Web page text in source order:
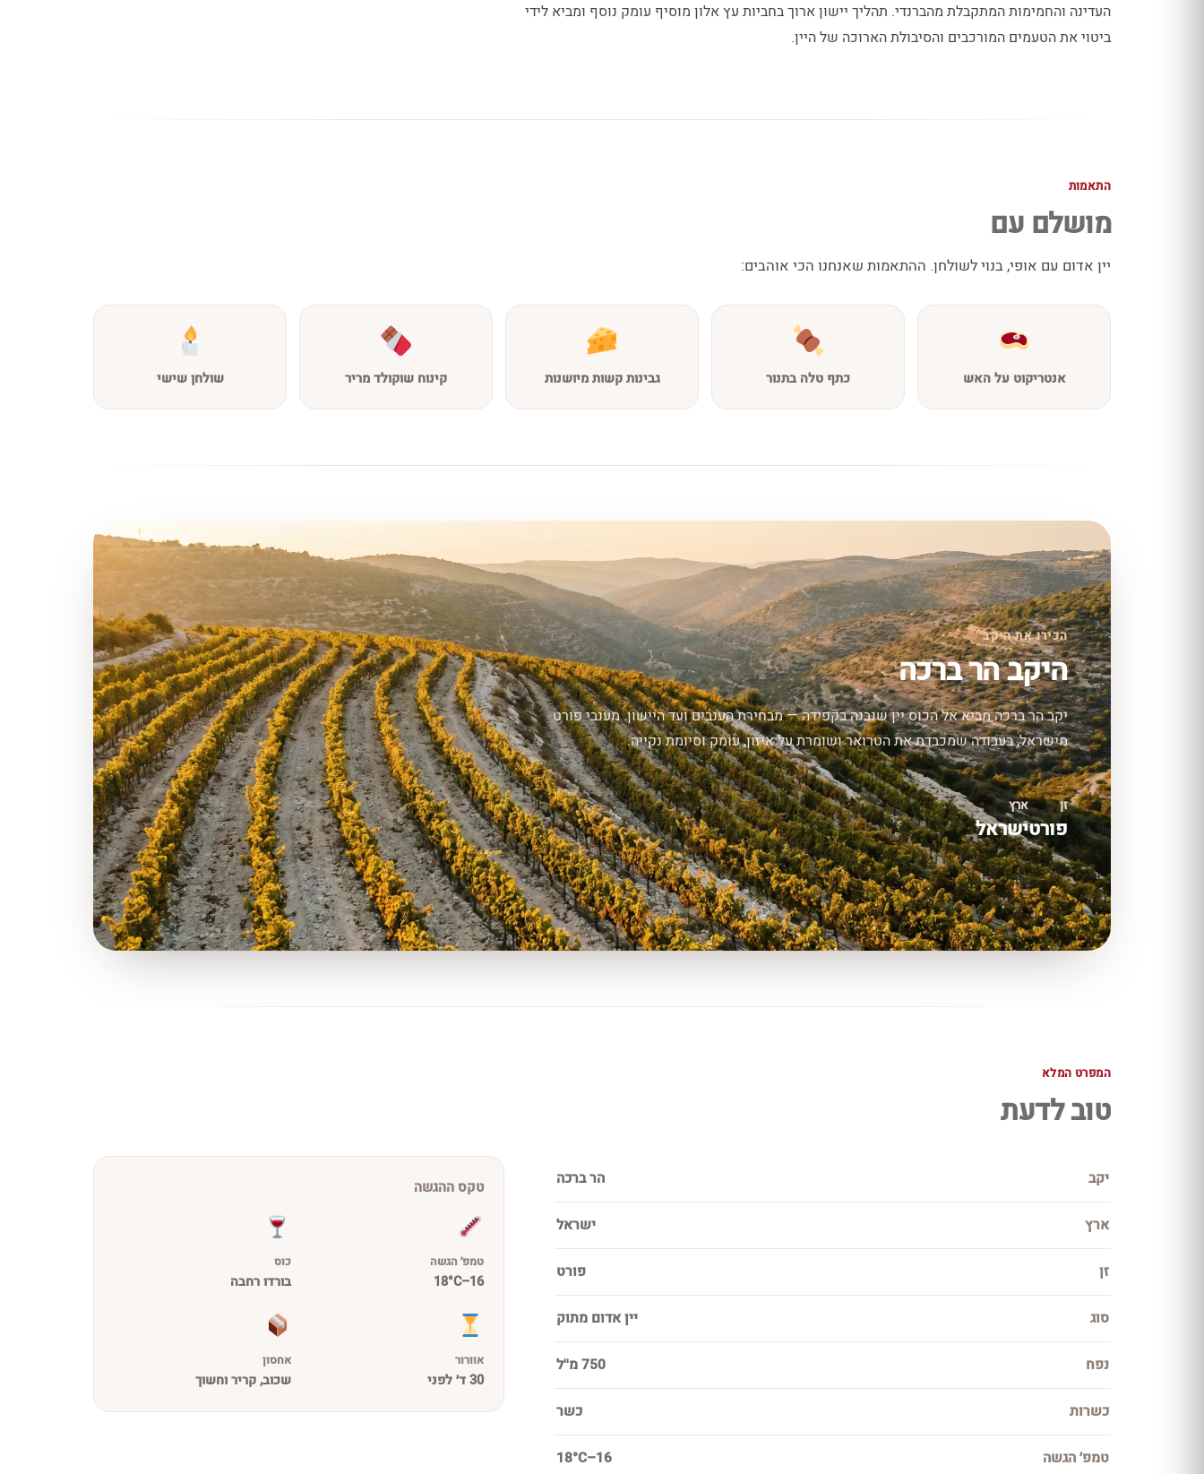
העדינה והחמימות המתקבלת מהברנדי. תהליך יישון ארוך בחביות עץ אלון מוסיף עומק נוסף ומביא לידי
ביטוי את הטעמים המורכבים והסיבולת הארוכה של היין.
התאמות
מושלם עם
יין אדום עם אופי, בנוי לשולחן. ההתאמות שאנחנו הכי אוהבים:
אנטריקוט על האש כתף טלה בתנור גבינות קשות מיושנות קינוח שוקולד מריר שולחן שישי
הכירו את היקב
היקב הר ברכה
יקב הר ברכה מביא אל הכוס יין שנבנה בקפידה — מבחירת הענבים ועד היישון. מענבי פורט
מישראל, בעבודה שמכבדת את הטרואר ושומרת על איזון, עומק וסיומת נקייה.
זן
פורט
ארץ
ישראל
המפרט המלא
טוב לדעת
יקב הר ברכה
ארץ ישראל
זן פורט
סוג יין אדום מתוק
נפח 750 מ''ל
כשרות כשר
טמפ׳ הגשה 16–18°C
טקס ההגשה
טמפ׳ הגשה
16–18°C
כוס
בורדו רחבה
אוורור
30 ד׳ לפני
אחסון
שכוב, קריר וחשוך